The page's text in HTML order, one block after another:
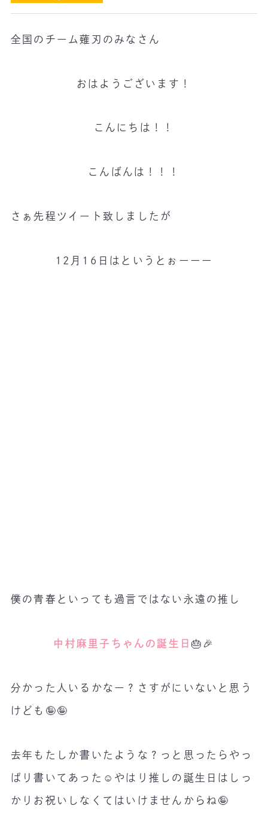
全国のチーム薙刃のみなさん
おはようございます！
こんにちは！！
こんばんは！！！
さぁ先程ツイート致しましたが
12月16日はというとぉーーー
僕の青春といっても過言ではない永遠の推し
中村麻里子ちゃんの誕生日🎂🎉
分かった人いるかなー？さすがにいないと思う
けども🤪🤪
去年もたしか書いたような？っと思ったらやっ
ぱり書いてあった☺️やはり推しの誕生日はしっ
かりお祝いしなくてはいけませんからね🤪